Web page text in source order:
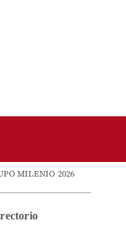
MILENIO 2026